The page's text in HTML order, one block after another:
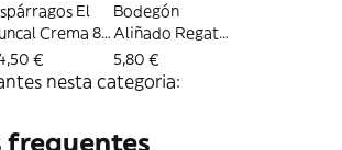
El
Crema 8-
Frutos
€
Bodegón
Aliñado Regata
100 Gr
5,80 €
nesta categoria:
frequentes